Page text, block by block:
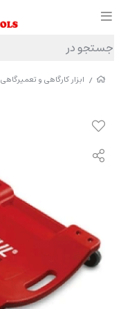
/ ابزار کارگاهی و تعمیرگاهی